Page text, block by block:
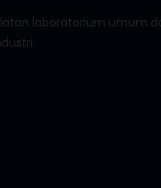
laboratorium umum